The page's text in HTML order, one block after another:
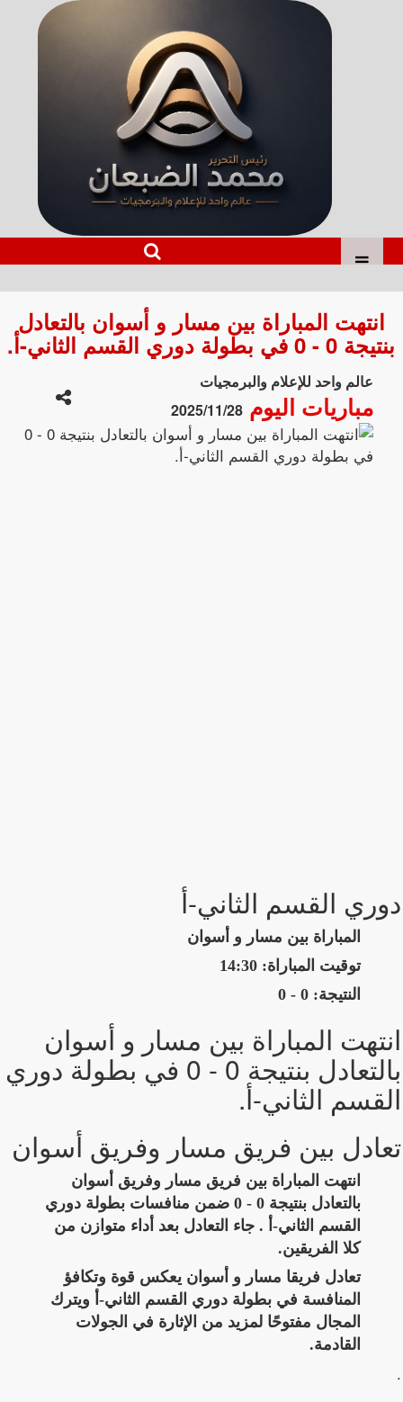
انتهت المباراة بين مسار و أسوان بالتعادل
بنتيجة 0 - 0 في بطولة دوري القسم الثاني-أ.
عالم واحد للإعلام والبرمجيات
مباريات اليوم2025/11/28
دوري القسم الثاني-أ
المباراة بين مسار و أسوان
توقيت المباراة: 14:30
النتيجة: 0 - 0
انتهت المباراة بين مسار و أسوان
بالتعادل بنتيجة 0 - 0 في بطولة دوري
القسم الثاني-أ.
تعادل بين فريق مسار وفريق أسوان
انتهت المباراة بين فريق مسار وفريق أسوان
بالتعادل بنتيجة 0 - 0 ضمن منافسات بطولة دوري
القسم الثاني-أ . جاء التعادل بعد أداء متوازن من
كلا الفريقين.
تعادل فريقا مسار و أسوان يعكس قوة وتكافؤ
المنافسة في بطولة دوري القسم الثاني-أ ويترك
المجال مفتوحًا لمزيد من الإثارة في الجولات
القادمة.
.